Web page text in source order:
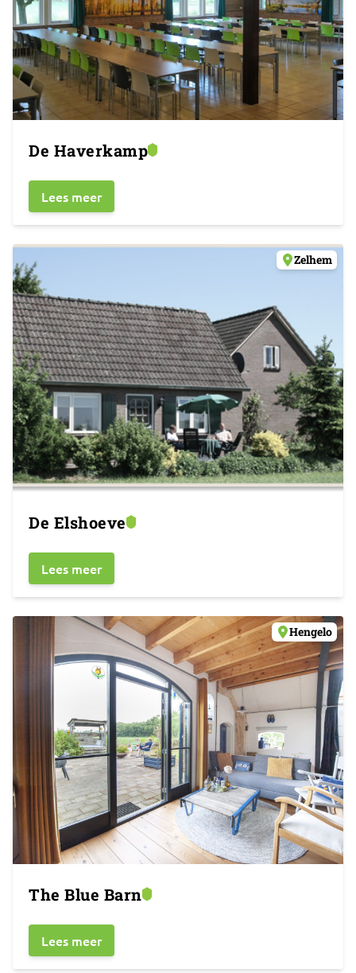
De Haverkamp
Lees meer
Zelhem
De Elshoeve
Lees meer
Hengelo
The Blue Barn
Lees meer